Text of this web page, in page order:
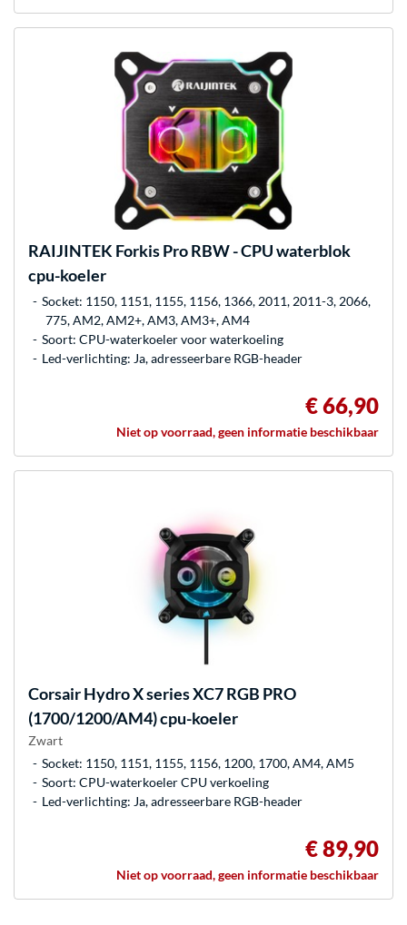
RAIJINTEK Forkis Pro RBW - CPU waterblok
cpu-koeler
Socket: 1150, 1151, 1155, 1156, 1366, 2011, 2011-3, 2066,
775, AM2, AM2+, AM3, AM3+, AM4
Soort: CPU-waterkoeler voor waterkoeling
Led-verlichting: Ja, adresseerbare RGB-header
€ 66,90
Niet op voorraad, geen informatie beschikbaar
CorsairHydro X series XC7 RGB PRO
(1700/1200/AM4) cpu-koeler
Zwart
Socket: 1150, 1151, 1155, 1156, 1200, 1700, AM4, AM5
Soort: CPU-waterkoeler CPU verkoeling
Led-verlichting: Ja, adresseerbare RGB-header
€ 89,90
Niet op voorraad, geen informatie beschikbaar